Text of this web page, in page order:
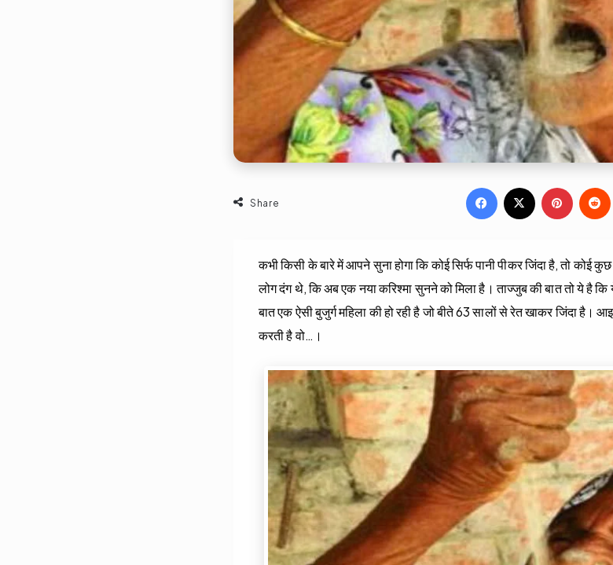
Share
Facebook
कभी किसी के बारे में आपने सुना होगा कि कोई सिर्फ पानी पीकर जिंदा है, तो कोई
लोग दंग थे, कि अब एक नया करिश्‍मा सुनने को मिला है। ताज्‍जुब की बात तो ये है
बात एक ऐसी बुजुर्ग महिला की हो रही है जो बीते 63 सालों से रेत खाकर जिंदा है।
करती है वो…।